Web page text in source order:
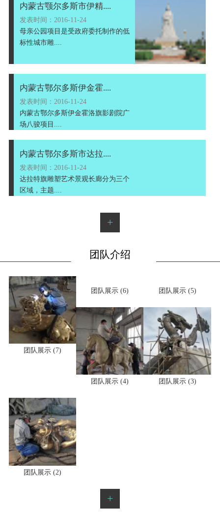
内蒙古颚尔多斯市伊精....
发表时间：2016-11-24
母亲公园项目是受政府委托制作的低
标性城市雕....
内蒙古鄂尔多斯伊金霍....
发表时间：2016-11-24
内蒙古鄂尔多斯伊金霍洛旗影剧院广
场八骏项目....
内蒙古鄂尔多斯市达拉....
发表时间：2016-11-24
达拉特旗雕塑艺术景观长廊分为三个
团队展示 (6) 团队展示 (5)
团队展示 (4)